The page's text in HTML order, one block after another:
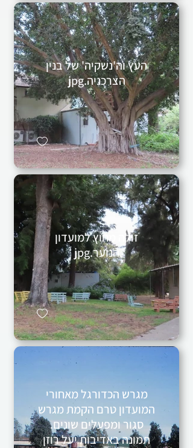
העץ וה'נשקיה' של בנין
הצרכניה.jpg
זולה מחוץ למועדון
הנוער.jpg
מגרש הכדורגל מאחורי
המועדון טרם הקמת מגרש
סגור ומפעלים שונים.
תמונה באדיבות יעל רוזן